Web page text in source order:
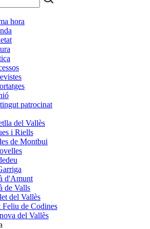
hora
patrocinat
del Vallès
i Riells
de Montbui
d'Amunt
de Valls
del Vallès
Feliu de Codines
del Vallès